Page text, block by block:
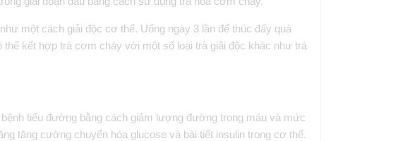
một cách giải độc cơ thể. Uống ngày 3 lần để thúc đẩy quá
thể kết hợp trà cơm cháy với một số loại trà giải độc khác như trà
tiểu đường bằng cách giảm lượng đường trong máu và mức
tăng cường chuyển hóa glucose và bài tiết insulin trong cơ thể.